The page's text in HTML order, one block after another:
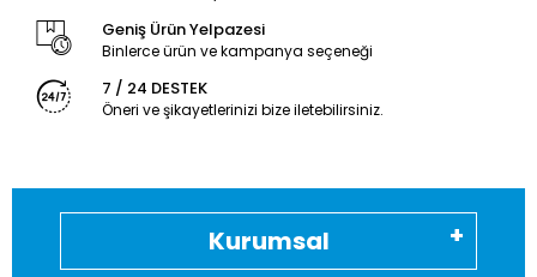
Geniş Ürün Yelpazesi
Binlerce ürün ve kampanya seçeneği
7 / 24 DESTEK
Öneri ve şikayetlerinizi bize iletebilirsiniz.
Kurumsal